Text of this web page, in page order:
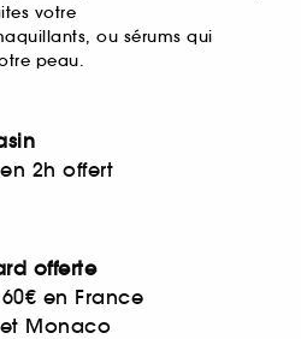
votre
ou sérums qui
peau.
2h offert
offerte
en France
Monaco